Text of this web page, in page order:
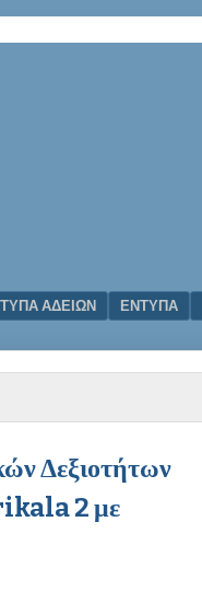
ΑΔΕΙΩΝ ΕΝΤΥΠΑ
Δεξιοτήτων
2 με